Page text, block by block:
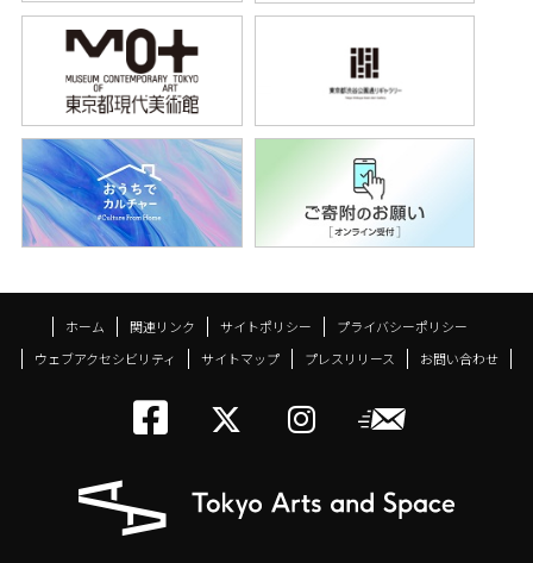
ホーム 関連リンク サイトポリシー
プライバシーポリシー
ウェブアクセシビリティ
サイトマップ プレスリリース お問い合わせ
トーキョーアーツ
メールニ